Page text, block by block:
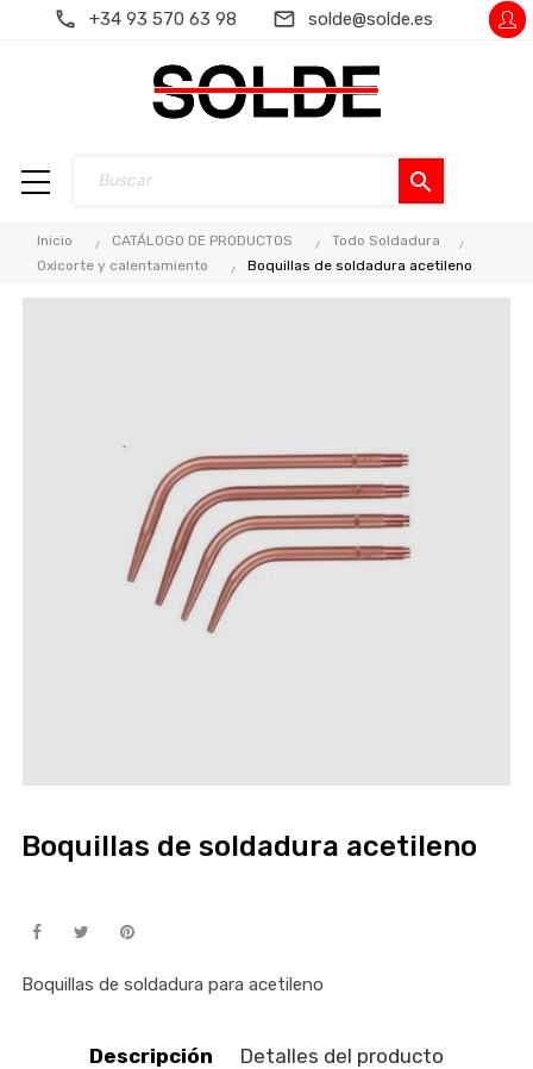
+34 93 570 63 98 solde@solde.es
search
Inicio CATÁLOGO DE PRODUCTOS
Todo Soldadura
Oxicorte y calentamiento
Boquillas de soldadura acetileno
Boquillas de soldadura acetileno
Boquillas de soldadura para acetileno
Descripción Detalles del producto